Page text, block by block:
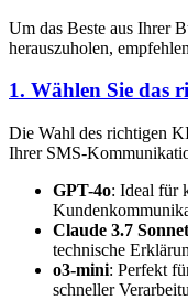
Um das Beste aus Ihrer
herauszuholen,
1. Wählen Sie das
Die Wahl des richtigen
Ihrer SMS-
GPT-4o: Ideal für
Claude 3.7 Sonnet
technische
o3-mini: Perfekt
schneller